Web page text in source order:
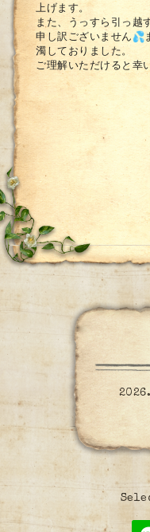
上げます。
また、うっすら引っ越
申し訳ございません
濁しておりました。
ご理解いただけると幸